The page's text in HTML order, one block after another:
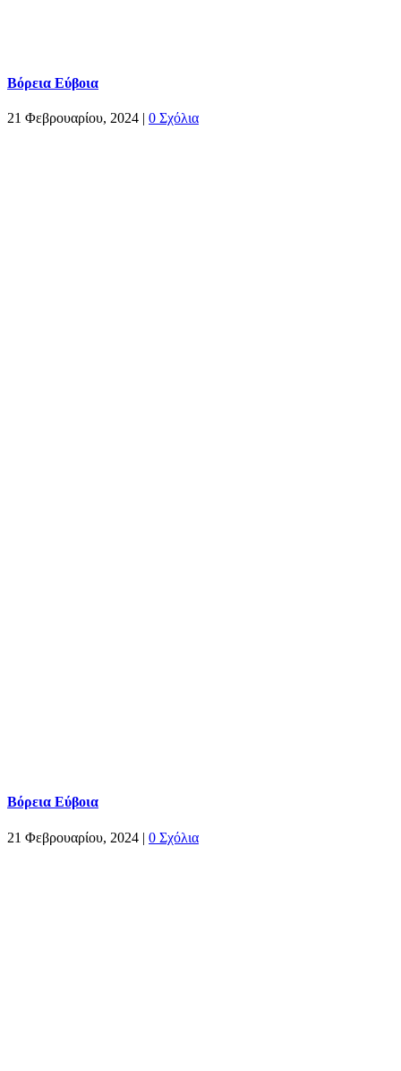
Βόρεια Εύβοια
21 Φεβρουαρίου, 2024 | 0 Σχόλια
Βόρεια Εύβοια
21 Φεβρουαρίου, 2024 | 0 Σχόλια